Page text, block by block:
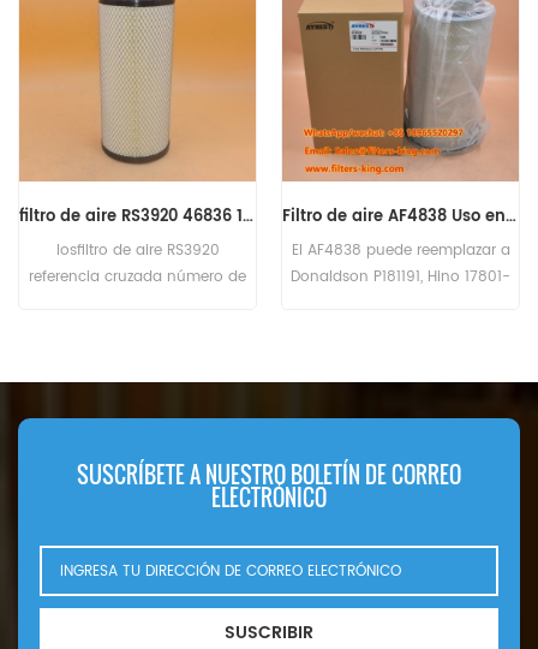
filtro de aire RS3920 46836 12994812621 14255046 2914930400
losfiltro de aire RS3920
referencia cruzada número de
Aebi TP98 60kW 82 CV (VM 704
442. 442 (BF4M1012 refrigerado
por aceite motor). 442
(BF4M1012 refrigerado por agua
motor) Hamm HD70i VO; HD70i
VT (TCD 2.9 L4 eng). Ingersoll
rand 7-41. WL350 (F4M2011
eng). mandril de madera de
Filtro de aire AF4838 Uso en el motor CUMMINS
El AF4838 puede reemplazar a
Donaldson P181191, Hino 17801-
ME033603. Nombre de parte:
SUSCRÍBETE A NUESTRO BOLETÍN DE CORREO
ELECTRÓNICO
SUSCRIBIR